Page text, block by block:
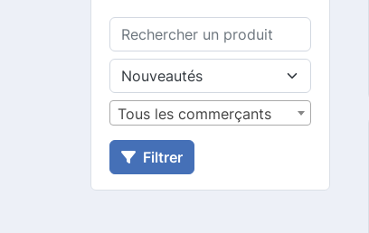
Tous les commerçants
Filtrer